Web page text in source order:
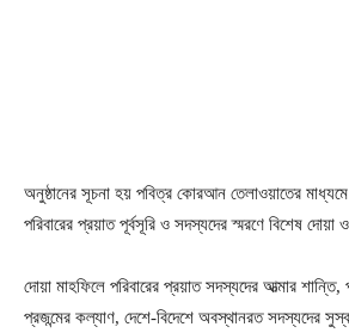
অনুষ্ঠানের সূচনা হয় পবিত্র কোরআন তেলাওয়াতের
পরিবারের প্রয়াত পূর্বসূরি ও সদস্যদের স্মরণে বিশেষ
দোয়া মাহফিলে পরিবারের প্রয়াত সদস্যদের আত্মার শান্তি,
প্রজন্মের কল্যাণ, দেশে-বিদেশে অবস্থানরত সদস্যদের